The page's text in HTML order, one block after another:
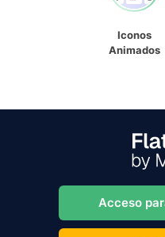
Iconos
Animados
Acceso